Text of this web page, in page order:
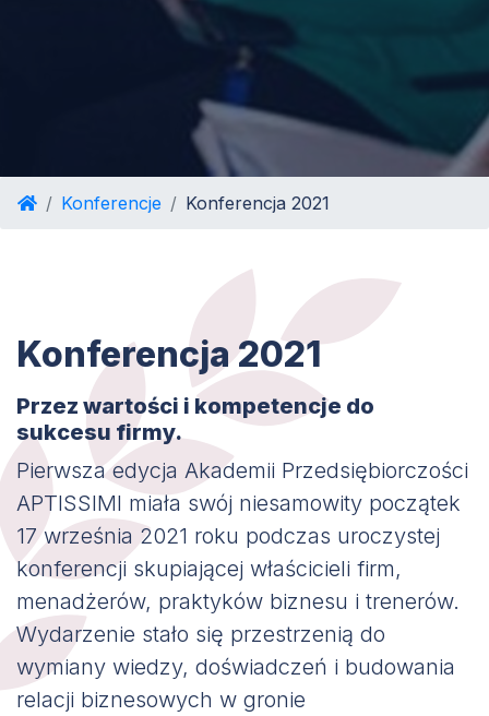
Konferencje Konferencja 2021
Konferencja 2021
Przez wartości i kompetencje do
sukcesu firmy.
Pierwsza edycja Akademii Przedsiębiorczości
APTISSIMI miała swój niesamowity początek
17 września 2021 roku podczas uroczystej
konferencji skupiającej właścicieli firm,
menadżerów, praktyków biznesu i trenerów.
Wydarzenie stało się przestrzenią do
wymiany wiedzy, doświadczeń i budowania
relacji biznesowych w gronie